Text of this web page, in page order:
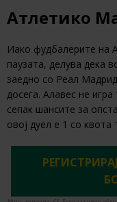
Атлетико
Иако фудбалерите на
паузата, делува дека
заедно со Реал
досега. Алавес не
сепак шансите за
овој дуел е 1 со квота